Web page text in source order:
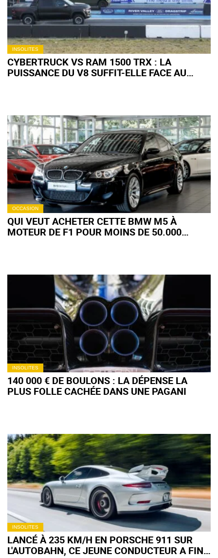
INSOLITES
CYBERTRUCK VS RAM 1500 TRX : LA
PUISSANCE DU V8 SUFFIT-ELLE FACE AU
OCCASION
QUI VEUT ACHETER CETTE BMW M5 À
MOTEUR DE F1 POUR MOINS DE 50.000
INSOLITES
140 000 € DE BOULONS : LA DÉPENSE LA
PLUS FOLLE CACHÉE DANS UNE PAGANI
INSOLITES
LANCÉ À 235 KM/H EN PORSCHE 911 SUR
L'AUTOBAHN, CE JEUNE CONDUCTEUR A FINI